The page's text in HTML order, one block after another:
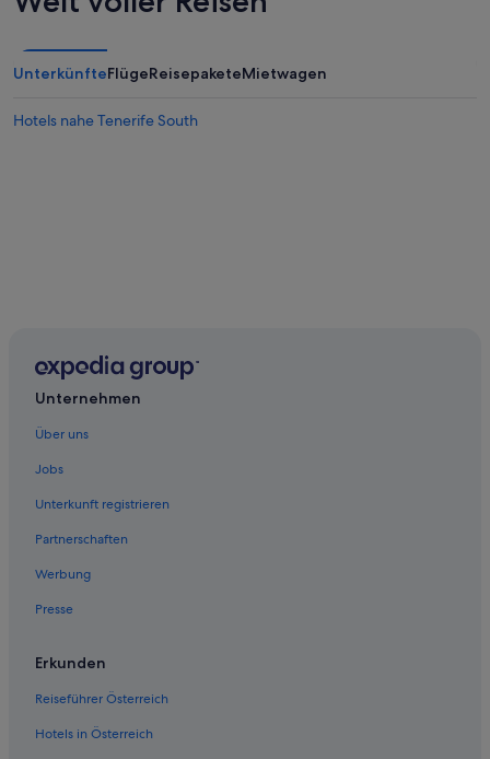
UnterkünfteFlügeReisepaketeMietwagen
Hotels nahe Tenerife South
Unternehmen
Über uns
Jobs
Unterkunft registrieren
Partnerschaften
Werbung
Presse
Erkunden
Reiseführer Österreich
Hotels in Österreich